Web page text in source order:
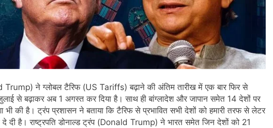
Trump) ने ग्लोबल टैरिफ (US Tariffs) बढ़ाने की अंतिम तारीख में एक बार फिर से
से बढ़ाकर अब 1 अगस्त कर दिया है। साथ ही बांग्लादेश और जापान समेत 14 देशों पर
की है। ट्रंप प्रशासन ने बताया कि टैरिफ से प्रभावित सभी देशों को हमारी तरफ से लेटर
है। राष्ट्रपति डोनाल्ड ट्रंप (Donald Trump) ने भारत समेत जिन देशों को 21